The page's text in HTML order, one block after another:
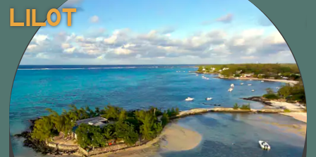
Lilot